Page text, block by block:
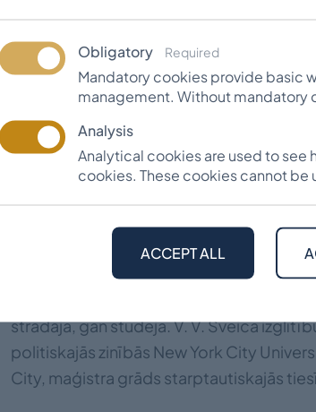
Viļņa Viktora Šveics
Vilnis Viktors Šveics dzimis 1925. gadā.
strādāja, gan studēja. V. V. Šveica
politiskajās zinībās New York City
City, maģistra grāds starptautiskajās
Obligatory Required
Mandatory cookies provide basic
management. Without mandatory
Analysis
Analytical cookies are used to see
cookies. These cookies cannot
ACCEPT ALL